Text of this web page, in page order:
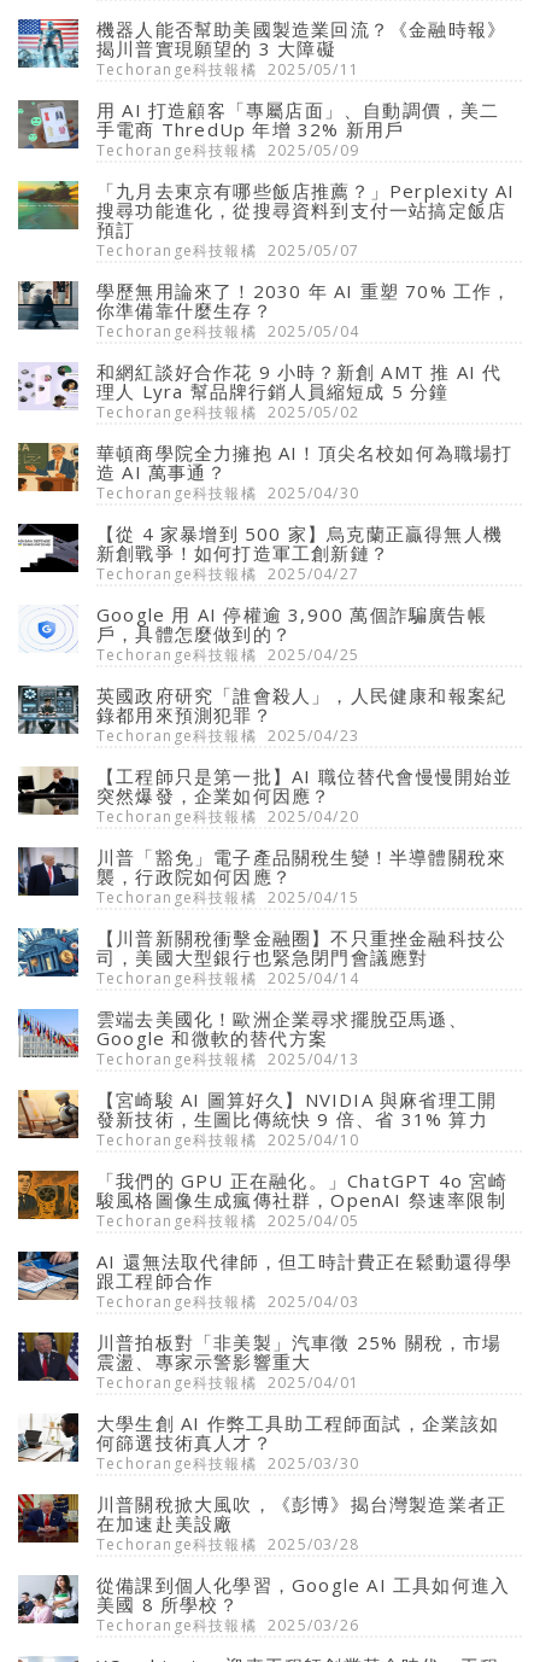
機器人能否幫助美國製造業回流？《金融時報》
揭川普實現願望的 3 大障礙
Techorange科技報橘 2025/05/11
用 AI 打造顧客「專屬店面」、自動調價，美二
手電商 ThredUp 年增 32% 新用戶
Techorange科技報橘 2025/05/09
「九月去東京有哪些飯店推薦？」Perplexity AI
搜尋功能進化，從搜尋資料到支付一站搞定飯店
預訂
Techorange科技報橘 2025/05/07
學歷無用論來了！2030 年 AI 重塑 70% 工作，
你準備靠什麼生存？
Techorange科技報橘 2025/05/04
和網紅談好合作花 9 小時？新創 AMT 推 AI 代
理人 Lyra 幫品牌行銷人員縮短成 5 分鐘
Techorange科技報橘 2025/05/02
華頓商學院全力擁抱 AI！頂尖名校如何為職場打
造 AI 萬事通？
Techorange科技報橘 2025/04/30
【從 4 家暴增到 500 家】烏克蘭正贏得無人機
新創戰爭！如何打造軍工創新鏈？
Techorange科技報橘 2025/04/27
Google 用 AI 停權逾 3,900 萬個詐騙廣告帳
戶，具體怎麼做到的？
Techorange科技報橘 2025/04/25
英國政府研究「誰會殺人」，人民健康和報案紀
錄都用來預測犯罪？
Techorange科技報橘 2025/04/23
【工程師只是第一批】AI 職位替代會慢慢開始並
突然爆發，企業如何因應？
Techorange科技報橘 2025/04/20
川普「豁免」電子產品關稅生變！半導體關稅來
襲，行政院如何因應？
Techorange科技報橘 2025/04/15
【川普新關稅衝擊金融圈】不只重挫金融科技公
司，美國大型銀行也緊急閉門會議應對
Techorange科技報橘 2025/04/14
雲端去美國化！歐洲企業尋求擺脫亞馬遜、
Google 和微軟的替代方案
Techorange科技報橘 2025/04/13
【宮崎駿 AI 圖算好久】NVIDIA 與麻省理工開
發新技術，生圖比傳統快 9 倍、省 31% 算力
Techorange科技報橘 2025/04/10
「我們的 GPU 正在融化。」ChatGPT 4o 宮崎
駿風格圖像生成瘋傳社群，OpenAI 祭速率限制
Techorange科技報橘 2025/04/05
AI 還無法取代律師，但工時計費正在鬆動還得學
跟工程師合作
Techorange科技報橘 2025/04/03
川普拍板對「非美製」汽車徵 25% 關稅，市場
震盪、專家示警影響重大
Techorange科技報橘 2025/04/01
大學生創 AI 作弊工具助工程師面試，企業該如
何篩選技術真人才？
Techorange科技報橘 2025/03/30
川普關稅掀大風吹，《彭博》揭台灣製造業者正
在加速赴美設廠
Techorange科技報橘 2025/03/28
從備課到個人化學習，Google AI 工具如何進入
美國 8 所學校？
Techorange科技報橘 2025/03/26